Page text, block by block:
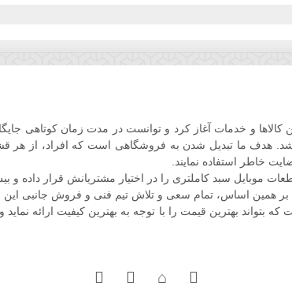
خود را در اواخر سال 86 با هدف ارائه بهترین کالاها و خدمات آغاز کرد و توانست
هدف ما تبدیل شدن به فروشگاهی است که افراد، از هر
خاطر استفاده نمایند.
سبد کاملتری را در اختیار مشتریانش قرار داده و
همین اساس، تمام سعی و تلاش تیم فنی و فروش جانبی این
بهترین قیمت را با توجه به بهترین کیفیت ارائه نماید